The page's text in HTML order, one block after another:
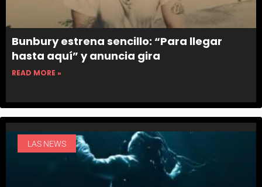
Bunbury estrena sencillo: “Para llegar
hasta aquí” y anuncia gira
READ MORE »
LAS NEWS